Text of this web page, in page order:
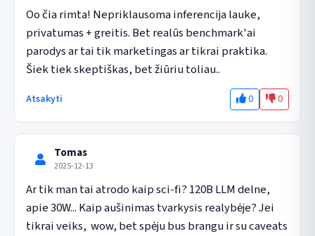
Oo čia rimta! Nepriklausoma inferencija lauke,
privatumas + greitis. Bet realūs benchmark'ai
parodys ar tai tik marketingas ar tikrai praktika.
Šiek tiek skeptiškas, bet žiūriu toliau..
Atsakyti 0 0
Tomas
2025-12-13
Ar tik man tai atrodo kaip sci-fi? 120B LLM delne,
apie 30W... Kaip aušinimas tvarkysis realybėje? Jei
tikrai veiks,  wow, bet spėju bus brangu ir su caveats